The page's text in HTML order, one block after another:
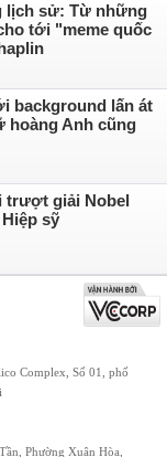
lịch sử: Từ những
tới "meme quốc
background lấn át
hoàng Anh cũng
trượt giải Nobel
sỹ
Complex, Số 01, phố
Phường Xuân Hòa,